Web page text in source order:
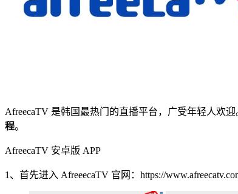
AfreecaTV 是韩国最热门的直播平台，广受年轻人欢
程。
AfreecaTV 安卓版 APP
1、首先进入 AfreeecaTV 官网：https://